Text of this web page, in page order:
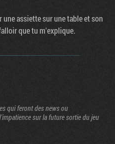
assiette sur une table et son
que tu m'explique.
qui feront des news ou
sur la future sortie du jeu